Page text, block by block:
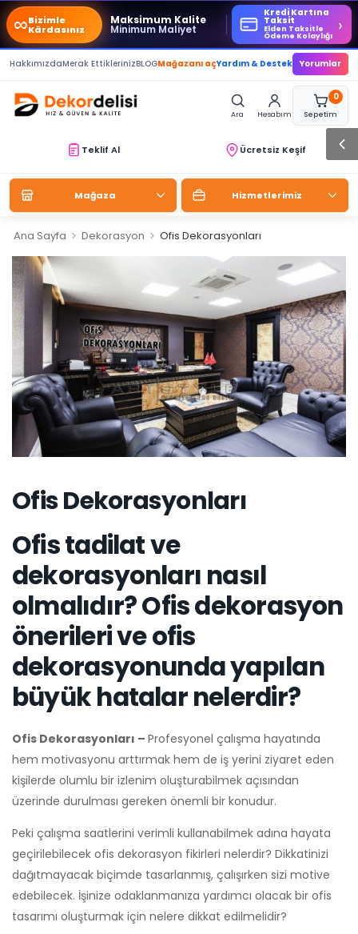
∞Bizimle
Kârdasınız
Maksimum Kalite
Minimum Maliyet
Kredi Kartına
Taksit
Elden Taksitle
Ödeme Kolaylığı
›
HakkımızdaMerak EttiklerinizBLOGMağazanı açYardım & Destek Yorumlar
Ara Hesabım
0
Sepetim
Teklif Al Ücretsiz Keşif
Mağaza Hizmetlerimiz
Ana Sayfa > Dekorasyon > Ofis Dekorasyonları
Ofis Dekorasyonları
Ofis tadilat ve
dekorasyonları nasıl
olmalıdır? Ofis dekorasyon
önerileri ve ofis
dekorasyonunda yapılan
büyük hatalar nelerdir?
Ofis Dekorasyonları – Profesyonel çalışma hayatında
hem motivasyonu arttırmak hem de iş yerini ziyaret eden
kişilerde olumlu bir izlenim oluşturabilmek açısından
üzerinde durulması gereken önemli bir konudur.
Peki çalışma saatlerini verimli kullanabilmek adına hayata
geçirilebilecek ofis dekorasyon fikirleri nelerdir? Dikkatinizi
dağıtmayacak biçimde tasarlanmış, çalışırken sizi motive
edebilecek. İşinize odaklanmanıza yardımcı olacak bir ofis
tasarımı oluşturmak için nelere dikkat edilmelidir?